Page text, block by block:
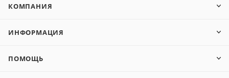
КОМПАНИЯ
ИНФОРМАЦИЯ
ПОМОЩЬ